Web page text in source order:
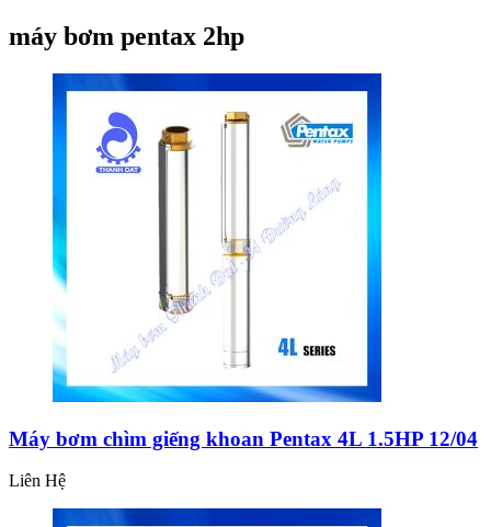
máy bơm pentax 2hp
Máy bơm chìm giếng khoan Pentax 4L 1.5HP 12/04
Liên Hệ